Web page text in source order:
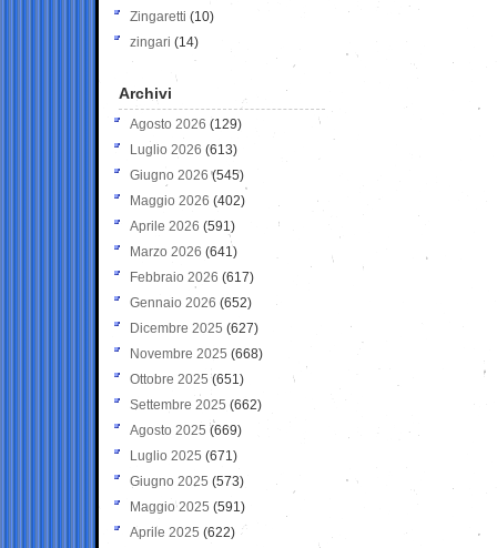
Zingaretti (10)
zingari (14)
Archivi
Agosto 2026 (129)
Luglio 2026 (613)
Giugno 2026 (545)
Maggio 2026 (402)
Aprile 2026 (591)
Marzo 2026 (641)
Febbraio 2026 (617)
Gennaio 2026 (652)
Dicembre 2025 (627)
Novembre 2025 (668)
Ottobre 2025 (651)
Settembre 2025 (662)
Agosto 2025 (669)
Luglio 2025 (671)
Giugno 2025 (573)
Maggio 2025 (591)
Aprile 2025 (622)